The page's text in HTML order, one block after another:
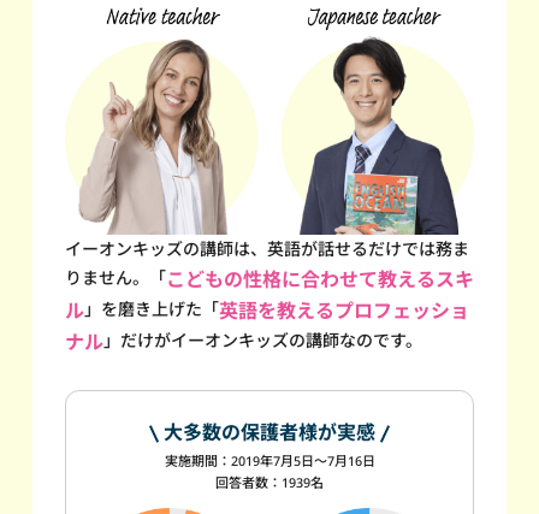
イーオンキッズの講師は、英語が話せるだけでは務ま
りません。
「こどもの性格に合わせて教えるスキ
ル」を磨き上げた 「英語を教えるプロフェッショ
ナル」だけがイーオンキッズの講師なのです。
大多数の保護者様が実感
実施期間：2019年7月5日～7月16日
回答者数：1939名